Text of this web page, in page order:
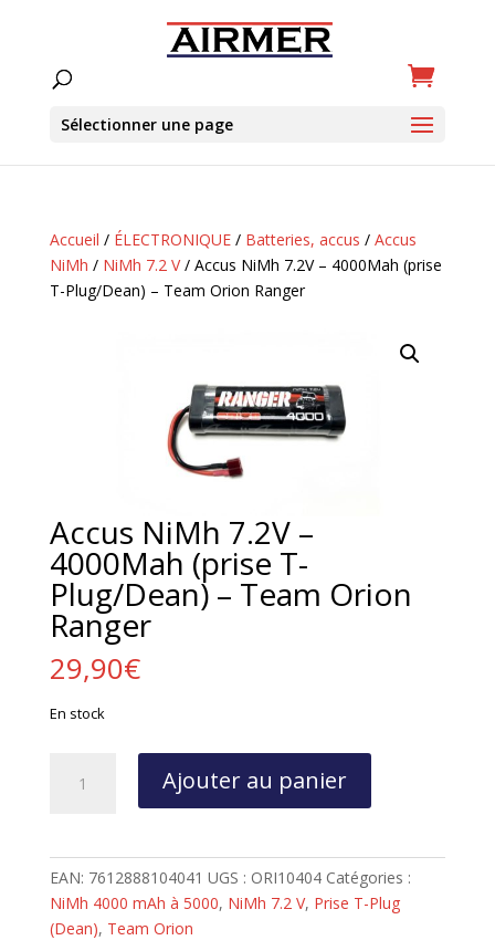
Sélectionner une page
Accueil / ÉLECTRONIQUE/ Batteries, accus / Accus
NiMh / NiMh 7.2 V/ Accus NiMh 7.2V – 4000Mah (prise
T-Plug/Dean) – Team Orion Ranger
Accus NiMh 7.2V –
4000Mah (prise T-
Plug/Dean) – Team Orion
Ranger
29,90€
En stock
(prise
Ajouter au panier
EAN: 7612888104041 UGS : ORI10404 Catégories :
NiMh 4000 mAh à 5000, NiMh 7.2 V, Prise T-Plug
(Dean), Team Orion